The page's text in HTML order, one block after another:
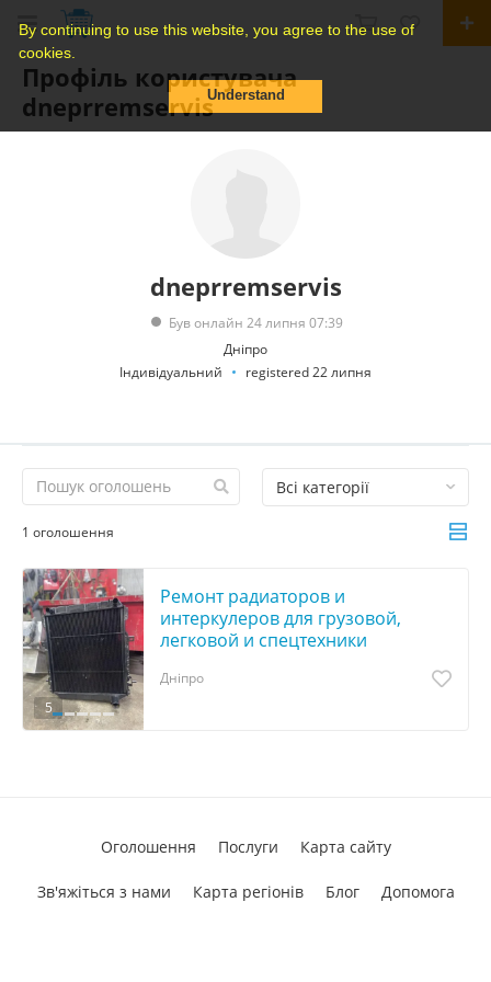
By continuing to use this website, you agree to the use of
cookies.
Understand
Профіль користувача
dneprremservis
Всі категорії
1 оголошення
5
Ремонт радиаторов и
интеркулеров для грузовой,
легковой и спецтехники
Дніпро
dneprremservis
Був онлайн 24 липня 07:39
Дніпро
Індивідуальний
registered 22 липня
Оголошення Послуги Карта сайту
Зв'яжіться з нами Карта регіонів Блог Допомога